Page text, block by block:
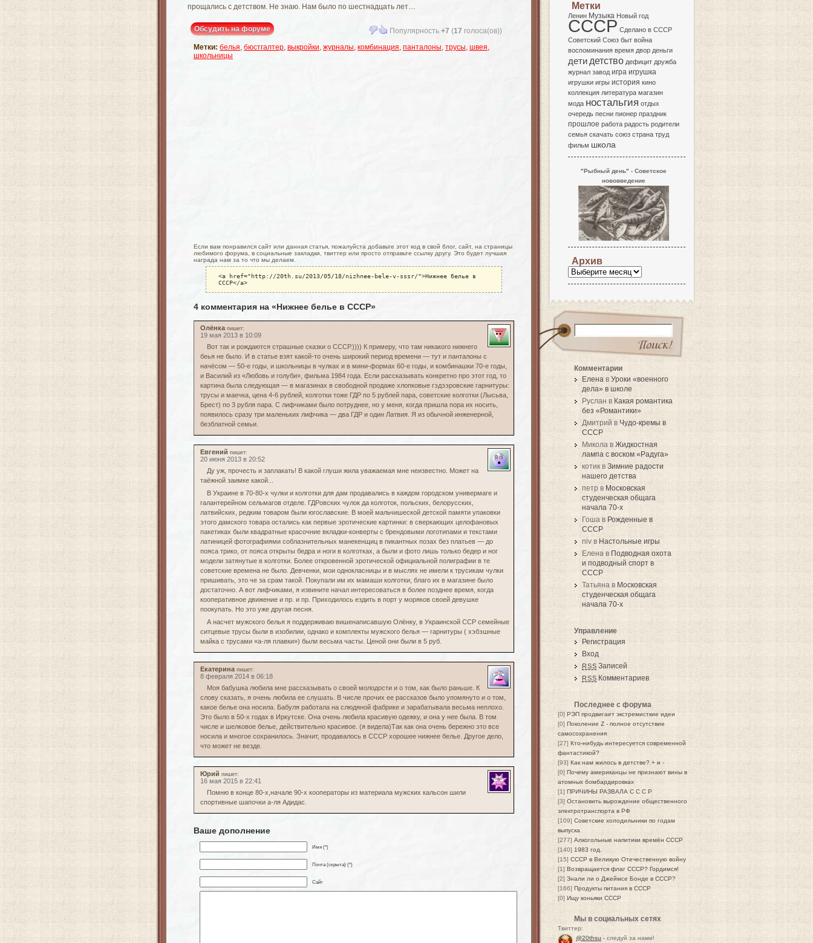
прощались с детством. Не знаю. Нам было по шестнадцать лет…
Обсудить на форуме Популярность +7 (17 голоса(ов))
Метки: белья, бюстгалтер, выкройки, журналы, комбинация, панталоны, трусы, швея,
школьницы
Если вам понравился сайт или данная статья, пожалуйста добавьте этот код в свой блог, сайт, на страницы
любимого форума, в социальные закладки, твиттер или просто отправьте ссылку другу. Это будет лучшая
награда нам за то что мы делаем.
<a href="http://20th.su/2013/05/18/nizhnee-bele-v-sssr/">Нижнее белье в
СССР</a>
4 комментария на «Нижнее белье в СССР»
Олёнка пишет:
19 мая 2013 в 10:09
Вот так и рождаются страшные сказки о СССР.)))) К примеру, что там никакого нижнего
беья не было. И в статье взят какой-то очень широкий период времени — тут и панталоны с
начёсом — 50-е годы, и школьницы в чулках и в мини-формах 60-е годы, и комбинашки 70-е годы,
и Василий из «Любовь и голуби», фильма 1984 года. Если рассказывать конкретно про этот год, то
картина была следующая — в магазинах в свободной продаже хлопковые гэдээровские гарнитуры:
трусы и маечка, цена 4-6 рублей, колготки тоже ГДР по 5 рублей пара, советские колготки (Лысьва,
Брест) по 3 рубля пара. С лифчиками было потруднее, но у меня, когда пришла пора их носить,
появилось сразу три маленьких лифчика — два ГДР и один Латвия. Я из обычной инженерной,
безблатной семьи.
Евгений пишет:
20 июня 2013 в 20:52
Ду уж, прочесть и заплакать! В какой глуши жила уважаемая мне неизвестно. Может на
таёжной заимке какой...
В Украине в 70-80-х чулки и колготки для дам продавались в каждом городском универмаге и
галантерейном сельмагов отделе. ГДРовских чулок да колготок, польских, белорусских,
латвийских, редким товаром были югославские. В моей мальчишеской детской памяти упаковки
этого дамского товара остались как первые эротические картинки: в сверкающих целофановых
пакетиках были квадратные красочние вкладки-конверты с брендовыми логотипами и текстами
латиницей фотографиями соблазнительных манекенщиц в пикантных позах без платьев — до
пояса трико, от пояса открыты бедра и ноги в колготках, а были и фото лишь только бедер и ног
модели затянутые в колготки. Более откровенной эротической официальной полиграфии в те
советские времена не было. Девченки, мои однокласницы и в мыслях не имели к трусикам чулки
пришивать, это че за срам такой. Покупали им их мамаши колготки, благо их в магазине было
достаточно. А вот лифчиками, я извините начал интересоваться в более позднее время, когда
кооперативное движение и пр. и пр. Приходилось ездить в порт у моряков своей девушке
поокупать. Но это уже другая песня.
А насчет мужского белья я поддерживаю вишенаписавшую Олёнку, в Украинской ССР семейные
ситцевые трусы были в изобилии, однако и комплекты мужского белья — гарнитуры ( хэбэшные
майка с трусами «а-ля плавки») были весьма часты. Ценой они были в 5 руб.
Екатерина пишет:
8 февраля 2014 в 06:18
Моя бабушка любила мне рассказывать о своей молодости и о том, как было раньше. К
слову сказать, я очень любила ее слушать. В числе прочих ее рассказов было упомянуто и о том,
какое белье она носила. Бабуля работала на слюдяной фабрике и зарабатывала весьма неплохо.
Это было в 50-х годах в Иркутске. Она очень любила красивую одежку, и она у нее была. В том
числе и шелковое белье, действительно красивое. (я видела)Так как она очень бережно это все
носила и многое сохранилось. Значит, продавалось в СССР хорошее нижнее белье. Другое дело,
что может не везде.
Юрий пишет:
16 мая 2015 в 22:41
Помню в конце 80-х,начале 90-х кооператоры из материала мужских кальсон шили
спортивные шапочки а-ля Адидас.
Ваше дополнение
Имя (*)
Почта (скрыта) (*)
Сайт
Метки
Ленин Музыка Новый год
СССР Сделано в СССР
Советский Союз быт война
воспоминания время двор деньги
дети детство дефицит дружба
журнал завод игра игрушка
игрушки игры история кино
коллекция литература магазин
мода ностальгия отдых
очередь песни пионер праздник
прошлое работа радость родители
семья скачать союз страна труд
фильм школа
"Рыбный день" - Советское
нововведение
Архив
Комментарии
Елена в Уроки «военного
дела» в школе
Руслан в Какая романтика
без «Романтики»
Дмитрий в Чудо-кремы в
СССР
Микола в Жидкостная
лампа с воском «Радуга»
котик в Зимние радости
нашего детства
петр в Московская
студенческая общага
начала 70-х
Гоша в Рожденные в
СССР
niv в Настольные игры
Елена в Подводная охота
и подводный спорт в
СССР
Татьяна в Московская
студенческая общага
начала 70-х
Управление
Регистрация
Вход
RSS Записей
RSS Комментариев
Последнее с форума
[0] РЭП продвигает экстремисткие идеи
[0] Поколение Z - полное отсутствие
самосохранения
[27] Кто-нибудь интересуется современной
фантастикой?
[93] Как нам жилось в детстве? + и -
[0] Почему американцы не признают вины в
атомных бомбардировках
[1] ПРИЧИНЫ РАЗВАЛА С С С Р
[3] Остановить вырождение общественного
электротранспорта в РФ
[109] Советские холодильники по годам
выпуска
[277] Алкогольные напитики времён СССР
[140] 1983 год.
[15] СССР в Великую Отечественную войну
[1] Возвращается флаг СССР? Гордимся!
[2] Знали ли о Джеймсе Бонде в СССР?
[166]Продукты питания в СССР
[0] Ищу коньяки СССР
Мы в социальных сетях
Твиттер:
@20thsu - следуй за нами!